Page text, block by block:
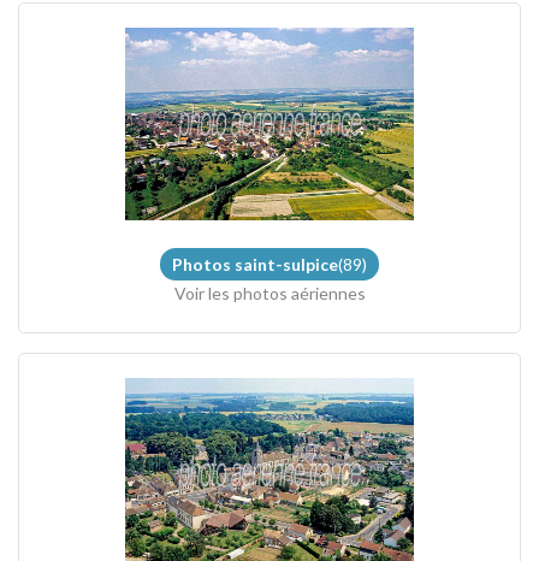
Photos saint-sulpice(89)
Voir les photos aériennes